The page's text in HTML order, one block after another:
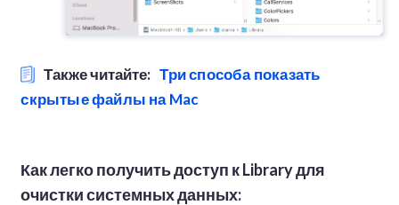
Также читайте: Три способа показать
скрытые файлы на Mac
Как легко получить доступ к Library для
очистки системных данных: